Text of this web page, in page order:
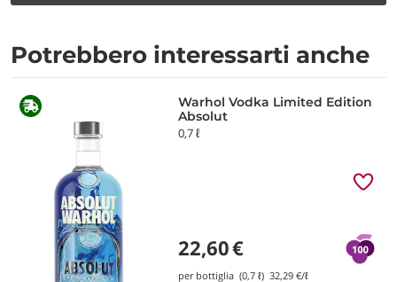
Potrebbero interessarti anche
Warhol Vodka Limited Edition
Absolut
0,7 ℓ
22,60€
per bottiglia (0,7 ℓ) 32,29€/ℓ